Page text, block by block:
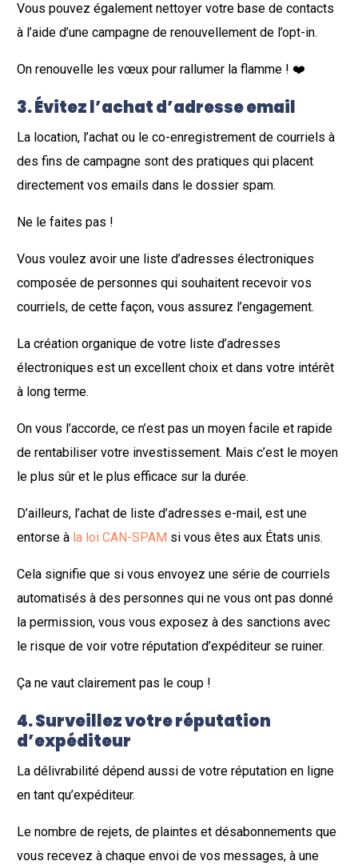
Vous pouvez également nettoyer votre base de contacts
à l’aide d’une campagne de renouvellement de l’opt-in.
On renouvelle les vœux pour rallumer la flamme ! ❤️
3.Évitez l’achat d’adresse email
La location, l’achat ou le co-enregistrement de courriels à
des fins de campagne sont des pratiques qui placent
directement vos emails dans le dossier spam.
Ne le faites pas !
Vous voulez avoir une liste d’adresses électroniques
composée de personnes qui souhaitent recevoir vos
courriels, de cette façon, vous assurez l’engagement.
La création organique de votre liste d’adresses
électroniques est un excellent choix et dans votre intérêt
à long terme.
On vous l’accorde, ce n’est pas un moyen facile et rapide
de rentabiliser votre investissement. Mais c’est le moyen
le plus sûr et le plus efficace sur la durée.
D’ailleurs, l’achat de liste d’adresses e-mail, est une
entorse à la loi CAN-SPAM si vous êtes aux États unis.
Cela signifie que si vous envoyez une série de courriels
automatisés à des personnes qui ne vous ont pas donné
la permission, vous vous exposez à des sanctions avec
le risque de voir votre réputation d’expéditeur se ruiner.
Ça ne vaut clairement pas le coup !
4.Surveillez votre réputation
d’expéditeur
La délivrabilité dépend aussi de votre réputation en ligne
en tant qu’expéditeur.
Le nombre de rejets, de plaintes et désabonnements que
vous recevez à chaque envoi de vos messages, à une